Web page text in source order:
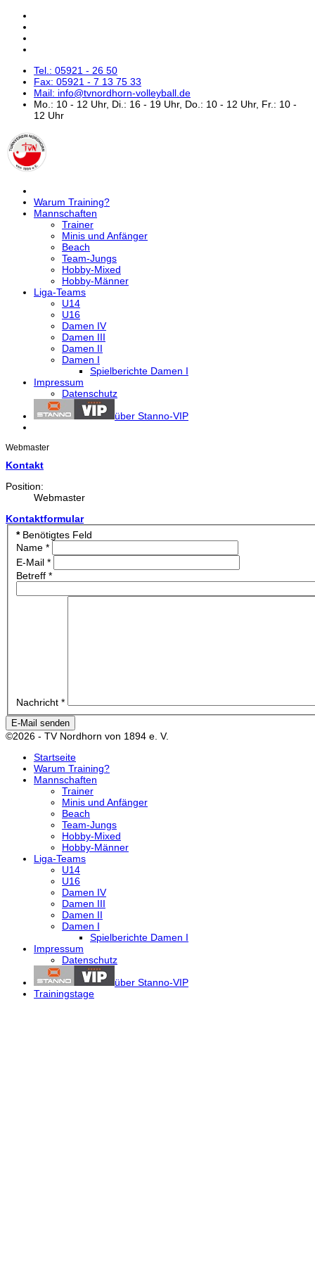
Tel.: 05921 - 26 50
Fax: 05921 - 7 13 75 33
Mail: info@tvnordhorn-volleyball.de
Mo.: 10 - 12 Uhr, Di.: 16 - 19 Uhr, Do.: 10 - 12 Uhr, Fr.: 10 -
12 Uhr
Warum Training?
Mannschaften
Trainer
Minis und Anfänger
Beach
Team-Jungs
Hobby-Mixed
Hobby-Männer
Liga-Teams
U14
U16
Damen IV
Damen III
Damen II
Damen I
Spielberichte Damen I
Impressum
Datenschutz
über Stanno-VIP
Webmaster
Kontakt
Position:
Webmaster
Kontaktformular
*Benötigtes Feld
Name*
E-Mail*
Betreff*
Nachricht*
E-Mail senden
©2026 - TV Nordhorn von 1894 e. V.
Startseite
Warum Training?
Mannschaften
Trainer
Minis und Anfänger
Beach
Team-Jungs
Hobby-Mixed
Hobby-Männer
Liga-Teams
U14
U16
Damen IV
Damen III
Damen II
Damen I
Spielberichte Damen I
Impressum
Datenschutz
über Stanno-VIP
Trainingstage